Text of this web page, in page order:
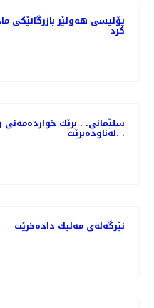
پۆلیسی هەولێر بازرگانێكی
كرد
سلێمانی. . برێك
له‌ناوده‌برێت. .
نێرگه‌له‌ی مه‌لیك داده‌خرێت